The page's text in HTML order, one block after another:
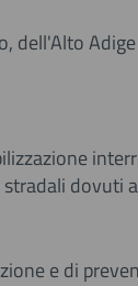
dell'Alto
dovuti
e di